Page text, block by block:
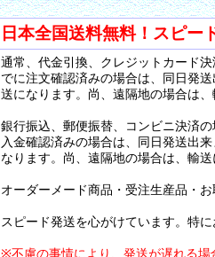
日本全国送料無料！スピ
通常、代金引換、クレジットカード
でに注文確認済みの場合は、同日発
送になります。尚、遠隔地の場合は
銀行振込、郵便振替、コンビニ決済
入金確認済みの場合は、同日発送出
なります。尚、遠隔地の場合は、輸
オーダーメード商品・受注生産品・
スピード発送を心がけています。特
※不慮の事情により、発送が遅れる場